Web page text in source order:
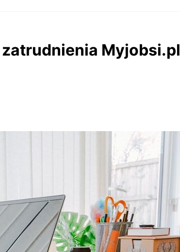
zatrudnienia Myjobsi.pl